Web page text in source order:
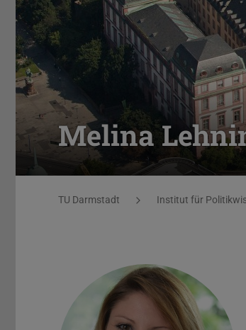
Melina
Sie befinden sich hier:
TU Darmstadt Institut für